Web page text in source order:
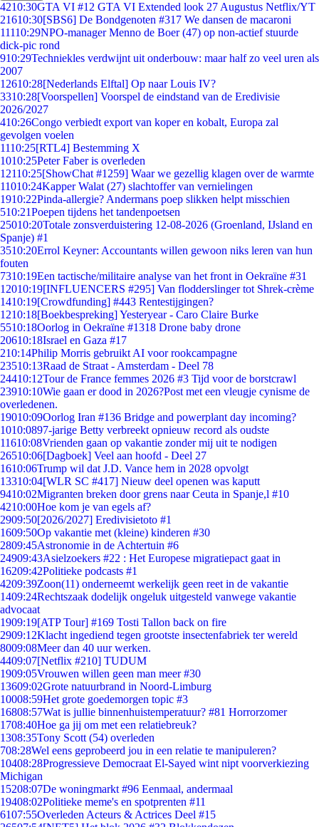
4210:30GTA VI #12 GTA VI Extended look 27 Augustus Netflix/YT
21610:30[SBS6] De Bondgenoten #317 We dansen de macaroni
11110:29NPO-manager Menno de Boer (47) op non-actief stuurde
dick-pic rond
910:29Techniekles verdwijnt uit onderbouw: maar half zo veel uren als
2007
12610:28[Nederlands Elftal] Op naar Louis IV?
3310:28[Voorspellen] Voorspel de eindstand van de Eredivisie
2026/2027
410:26Congo verbiedt export van koper en kobalt, Europa zal
gevolgen voelen
1110:25[RTL4] Bestemming X
1010:25Peter Faber is overleden
12110:25[ShowChat #1259] Waar we gezellig klagen over de warmte
11010:24Kapper Walat (27) slachtoffer van vernielingen
1910:22Pinda-allergie? Andermans poep slikken helpt misschien
510:21Poepen tijdens het tandenpoetsen
25010:20Totale zonsverduistering 12-08-2026 (Groenland, IJsland en
Spanje) #1
3510:20Errol Keyner: Accountants willen gewoon niks leren van hun
fouten
7310:19Een tactische/militaire analyse van het front in Oekraïne #31
12010:19[INFLUENCERS #295] Van flodderslinger tot Shrek-crème
1410:19[Crowdfunding] #443 Rentestijgingen?
1210:18[Boekbespreking] Yesteryear - Caro Claire Burke
5510:18Oorlog in Oekraïne #1318 Drone baby drone
20610:18Israel en Gaza #17
210:14Philip Morris gebruikt AI voor rookcampagne
23510:13Raad de Straat - Amsterdam - Deel 78
24410:12Tour de France femmes 2026 #3 Tijd voor de borstcrawl
23910:10Wie gaan er dood in 2026?Post met een vleugje cynisme de
overledenen.
19010:09Oorlog Iran #136 Bridge and powerplant day incoming?
1010:0897-jarige Betty verbreekt opnieuw record als oudste
11610:08Vrienden gaan op vakantie zonder mij uit te nodigen
26510:06[Dagboek] Veel aan hoofd - Deel 27
1610:06Trump wil dat J.D. Vance hem in 2028 opvolgt
13310:04[WLR SC #417] Nieuw deel openen was kaputt
9410:02Migranten breken door grens naar Ceuta in Spanje,l #10
4210:00Hoe kom je van egels af?
2909:50[2026/2027] Eredivisietoto #1
1609:50Op vakantie met (kleine) kinderen #30
2809:45Astronomie in de Achtertuin #6
24909:43Asielzoekers #22 : Het Europese migratiepact gaat in
16209:42Politieke podcasts #1
4209:39Zoon(11) onderneemt werkelijk geen reet in de vakantie
1409:24Rechtszaak dodelijk ongeluk uitgesteld vanwege vakantie
advocaat
1909:19[ATP Tour] #169 Tosti Tallon back on fire
2909:12Klacht ingediend tegen grootste insectenfabriek ter wereld
8009:08Meer dan 40 uur werken.
4409:07[Netflix #210] TUDUM
1909:05Vrouwen willen geen man meer #30
13609:02Grote natuurbrand in Noord-Limburg
10008:59Het grote goedemorgen topic #3
16808:57Wat is jullie binnenhuistemperatuur? #81 Horrorzomer
1708:40Hoe ga jij om met een relatiebreuk?
1308:35Tony Scott (54) overleden
708:28Wel eens geprobeerd jou in een relatie te manipuleren?
10408:28Progressieve Democraat El-Sayed wint nipt voorverkiezing
Michigan
15208:07De woningmarkt #96 Eenmaal, andermaal
19408:02Politieke meme's en spotprenten #11
6107:55Overleden Acteurs & Actrices Deel #15